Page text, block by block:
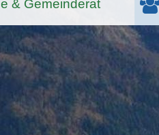
& Gemeinderat